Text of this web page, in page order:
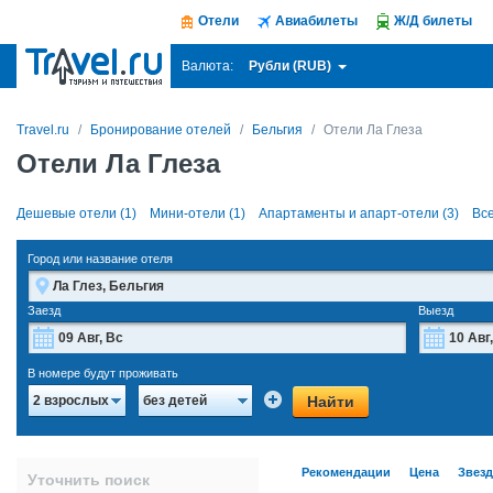
Отели Авиабилеты Ж/Д билеты
Валюта: Рубли (RUB)
Travel.ru Бронирование отелей Бельгия Отели Ла Глеза
Отели Ла Глеза
Дешевые отели (1) Мини-отели (1) Апартаменты и апарт-отели (3)
Город или название отеля
Заезд
Пн Вт Ср Чт Пт Сб Вс
27 28 29 30 1 2
Выезд
В номере будут проживать
2 взрослых без детей Найти
Уточнить поиск Рекомендации Цена